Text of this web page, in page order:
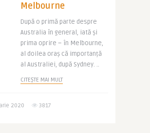
Melbourne
După o primă parte despre
Australia în general, iată și
prima oprire – în Melbourne,
al doilea oraș că importanță
al Australiei, după Sydney. ..
CITEȘTE MAI MULT
2020 3817